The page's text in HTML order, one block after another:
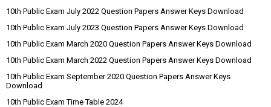
10th Public Exam July 2022 Question Papers Answer Keys Download
10th Public Exam July 2023 Question Papers Answer Keys Download
10th Public Exam March 2020 Question Papers Answer Keys Download
10th Public Exam March 2022 Question Papers Answer Keys Download
10th Public Exam September 2020 Question Papers Answer Keys
Download
10th Public Exam Time Table 2024